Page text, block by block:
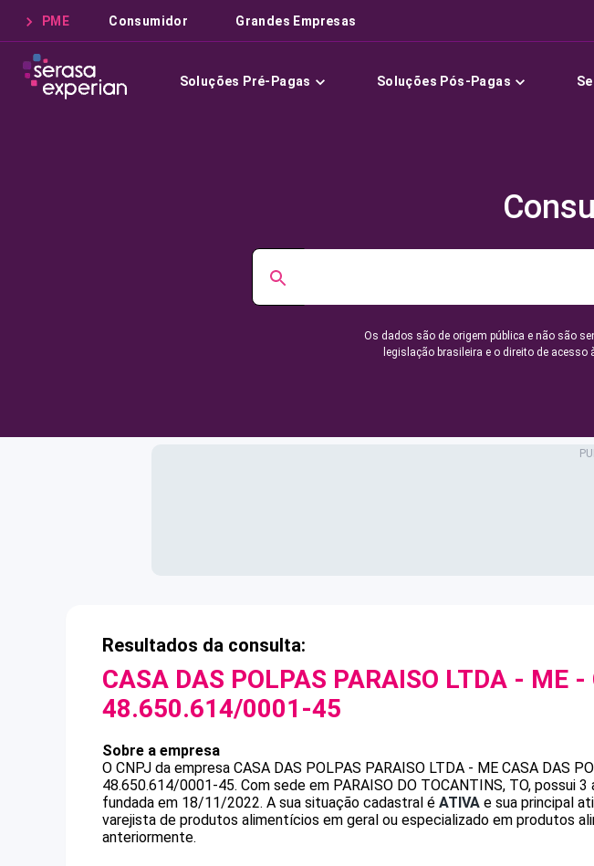
PME Consumidor Grandes Empresas
Soluções Pré-Pagas Soluções Pós-Pagas
Os dados são de origem pública e não são
legislação brasileira e o direito de
Resultados da consulta:
CASA DAS POLPAS PARAISO LTDA - ME -
48.650.614/0001-45
Sobre a empresa
O CNPJ da empresa CASA DAS POLPAS PARAISO LTDA - ME CASA DAS
48.650.614/0001-45. Com sede em PARAISO DO TOCANTINS, TO, possui
fundada em 18/11/2022. A sua situação cadastral é ATIVA e sua principal
varejista de produtos alimentícios em geral ou especializado em produtos
anteriormente.